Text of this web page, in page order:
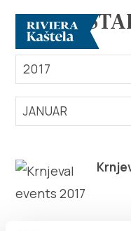
Erforsche
Destination
2017
JANUAR